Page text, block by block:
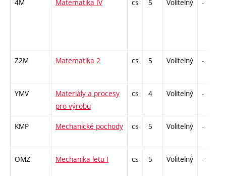
4M Matematika IV cs 5 Volitelný -
Z2M Matematika 2 cs 5 Volitelný -
YMV
Materiály a procesy
pro výrobu
cs 4 Volitelný -
KMP Mechanické pochody cs 5 Volitelný -
OMZ Mechanika letu I cs 5 Volitelný -